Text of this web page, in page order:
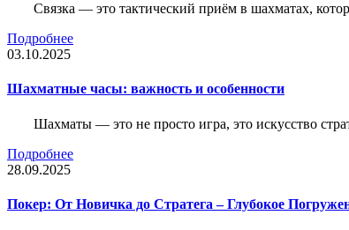
Связка — это тактический приём в шахматах,
Подробнее
03.10.2025
Шахматные часы: важность и особенности
Шахматы — это не просто игра, это искусство
Подробнее
28.09.2025
Покер: От Новичка до Стратега – Глубокое